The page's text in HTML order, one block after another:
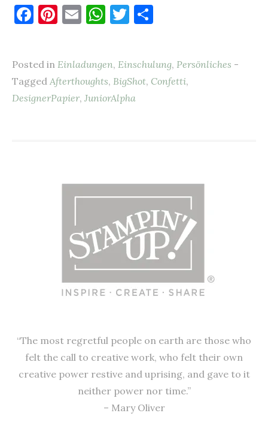
F
e
b
o
Pi
es
t
E
l
W
s
A
T
te
r
n
Posted in Einladungen, Einschulung, Persönliches -
Tagged Afterthoughts, BigShot, Confetti,
DesignerPapier, JuniorAlpha
“The most regretful people on earth are those who
felt the call to creative work, who felt their own
creative power restive and uprising, and gave to it
neither power nor time.”
– Mary Oliver